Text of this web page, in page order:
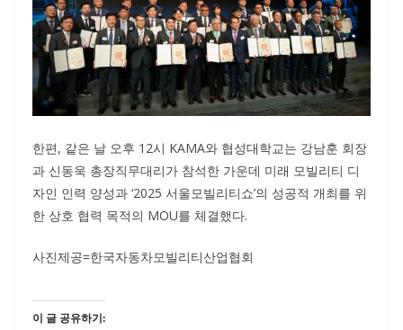
한편, 같은 날 오후 12시 KAMA와 협성대학교는 강남훈 회장
과 신동욱 총장직무대리가 참석한 가운데 미래 모빌리티 디
자인 인력 양성과 ‘2025 서울모빌리티쇼’의 성공적 개최를 위
한 상호 협력 목적의 MOU를 체결했다.
사진제공=한국자동차모빌리티산업협회
이 글 공유하기: